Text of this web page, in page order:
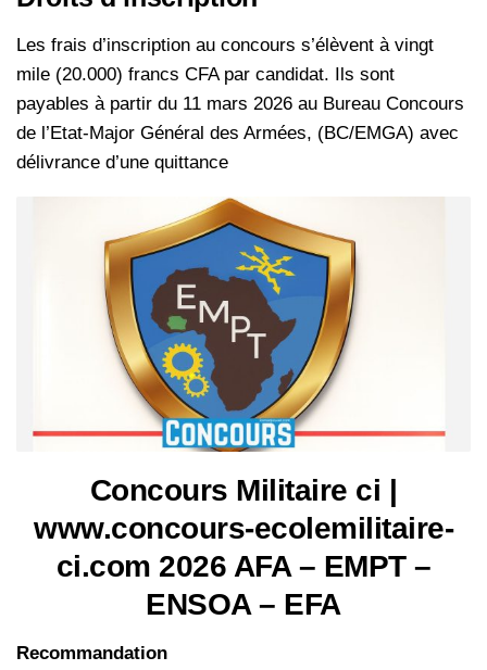
Les frais d’inscription au concours s’élèvent à vingt
mile (20.000) francs CFA par candidat. Ils sont
payables à partir du 11 mars 2026 au Bureau Concours
de l’Etat-Major Général des Armées, (BC/EMGA) avec
délivrance d’une quittance
Concours Militaire ci |
www.concours-ecolemilitaire-
ci.com 2026 AFA – EMPT –
ENSOA – EFA
Recommandation